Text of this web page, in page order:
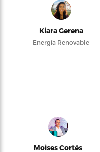
Kiara Gerena
Energía Renovable
Moises Cortés